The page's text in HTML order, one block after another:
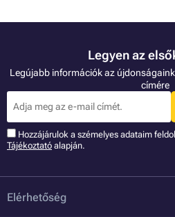
Legyen az
Legújabb információk az
címére
Hozzájárulok a szémelyes adataim
Tájékoztató alapján.
Elérhetőség